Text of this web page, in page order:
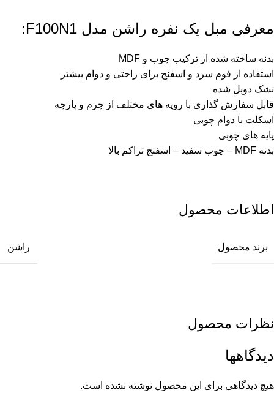
معرفی مبل یک نفره راشن مدل F100N1:
بدنه ساخته شده از ترکیب چوب و MDF
استفاده از فوم سرد و اسفنج برای راحتی و دوام بیشتر
تشک دوبل شده
قابل سفارش گذاری با رویه های مختلف از چرم و پارچه
اسکلت با دوام چوبی
پایه های چوبی
بدنه MDF – چوب سفید – اسفنج تراکم بالا
اطلاعات محصول
برند محصول راشن
نظرات محصول
دیدگاهها
هیچ دیدگاهی برای این محصول نوشته نشده است.